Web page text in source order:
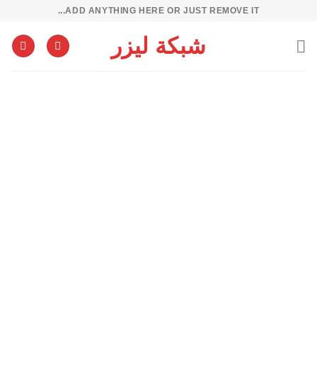
ADD ANYTHING HERE OR JUST REMOVE IT...
شبكة ليزر